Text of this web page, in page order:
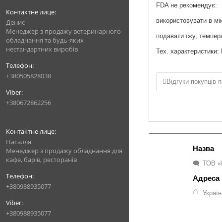
Денис
Менеджер з продажу ветеринарного
обладнання та будь-яких
нестандартних виробів
+380505828038
+380672862256
Наталля
Менеджер з продажу обладнання для
кафе, барів, ресторанів
+380988935077
+380988935077
FDA не рекомендує:
використовувати в
подавати їжу,
Тех.
Відгуки покупців
ТОВ